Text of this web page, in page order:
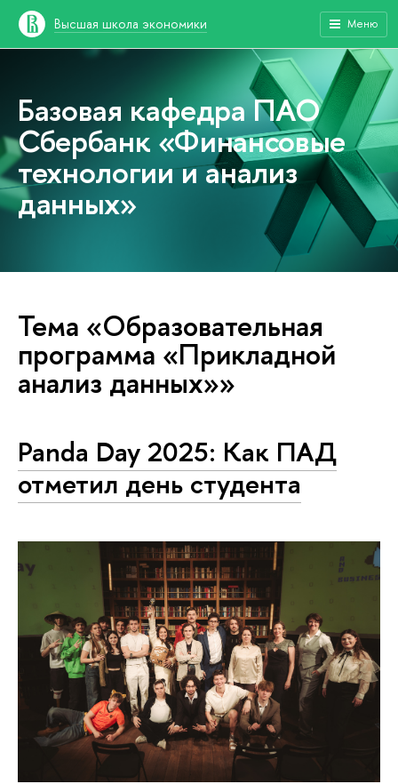
Высшая школа экономики Меню
Базовая кафедра ПАО
Сбербанк «Финансовые
технологии и анализ
данных»
Тема «Образовательная
программа «Прикладной
анализ данных»»
Panda Day 2025: Как ПАД
отметил день студента